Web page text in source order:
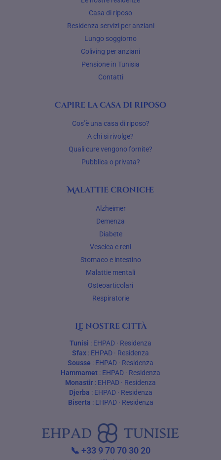
Casa di riposo
Residenza servizi per anziani
Lungo soggiorno
Coliving per anziani
Pensione in Tunisia
Contatti
Capire la casa di riposo
Cos’è una casa di riposo?
A chi si rivolge?
Quali cure vengono fornite?
Pubblica o privata?
Malattie croniche
Alzheimer
Demenza
Diabete
Vescica e reni
Stomaco e intestino
Malattie mentali
Osteoarticolari
Respiratorie
Le nostre città
Tunisi : EHPAD · Residenza
Sfax : EHPAD · Residenza
Sousse : EHPAD · Residenza
Hammamet : EHPAD · Residenza
Monastir : EHPAD · Residenza
Djerba : EHPAD· Residenza
Biserta : EHPAD· Residenza
📞 +33 9 70 70 30 20